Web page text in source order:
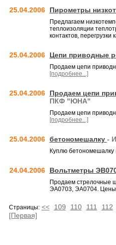
25.04.2006 Пирометры
Предлагаем
теплоизоляции
контактов,
25.04.2006 Цепи приводные
Продаем цепи
[подробнее...]
25.04.2006
Продаем цепи
ПКФ "ЮНА"
Продаем цепи
[подробнее...]
25.04.2006 бетономешалку -
Куплю
24.04.2006 Вольтметры
Продаем стрелочные
ЭА0703, ЭА0704. Цены
Страницы: << 109 110 111
112
[Первая]